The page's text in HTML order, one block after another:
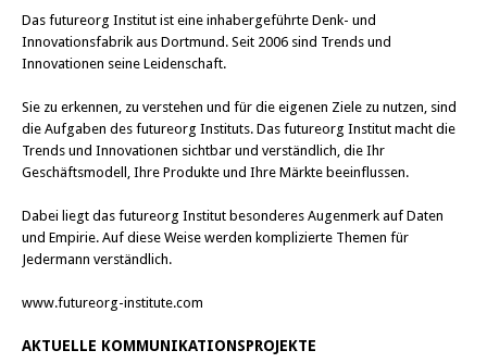
Das futureorg Institut ist eine inhabergeführte Denk- und
Innovationsfabrik aus Dortmund. Seit 2006 sind Trends und
Innovationen seine Leidenschaft.
Sie zu erkennen, zu verstehen und für die eigenen Ziele zu nutzen, sind
die Aufgaben des futureorg Instituts. Das futureorg Institut macht die
Trends und Innovationen sichtbar und verständlich, die Ihr
Geschäftsmodell, Ihre Produkte und Ihre Märkte beeinflussen.
Dabei liegt das futureorg Institut besonderes Augenmerk auf Daten
und Empirie. Auf diese Weise werden komplizierte Themen für
Jedermann verständlich.
www.futureorg-institute.com
AKTUELLE KOMMUNIKATIONSPROJEKTE